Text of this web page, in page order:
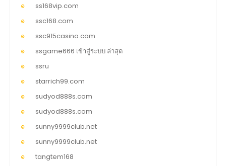
ss168vip.com
ssc168.com
ssc915casino.com
ssgame666 เข้าสู่ระบบ ล่าสุด
ssru
starrich99.com
sudyod888s.com
sudyod888s.com
sunny9999club.net
sunny9999club.net
tangtem168